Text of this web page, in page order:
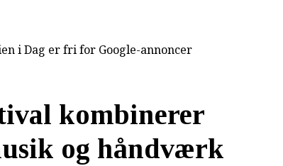
i Dag er fri for Google-annoncer
kombinerer
og håndværk